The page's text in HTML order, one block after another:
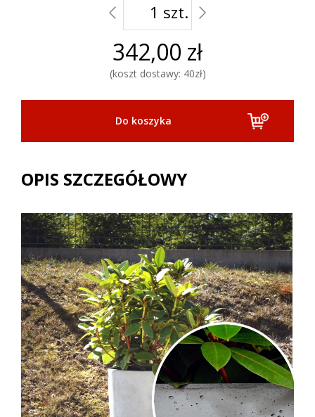
szt.
342,00 zł
koszt dostawy: 40zł
OPIS SZCZEGÓŁOWY